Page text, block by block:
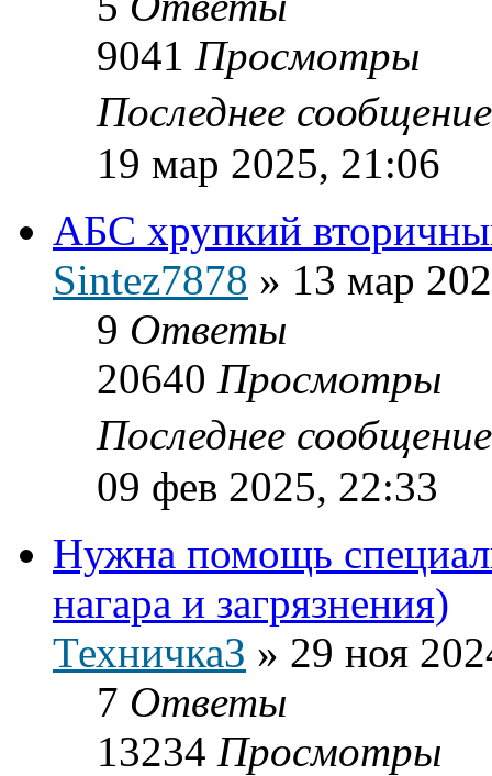
9041 Просмотры
Последнее
19 мар 2025, 21:06
АБС хрупкий
Sintez7878 » 13 мар
9 Ответы
20640 Просмотры
Последнее
09 фев 2025, 22:33
Нужна помощь
нагара и загрязнения)
ТехничкаЗ » 29 ноя
7 Ответы
13234 Просмотры